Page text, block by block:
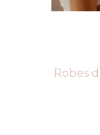
Robes